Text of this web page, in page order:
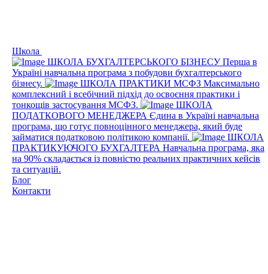
Школа
ШКОЛА БУХГАЛТЕРСЬКОГО БІЗНЕСУПерша в
Україні навчальна програма з побудови бухгалтерського
бізнесу.
ШКОЛА ПРАКТИКИ МСФЗ Максимально
комплексний і всебічний підхід до освоєння практики і
тонкощів застосування МСФЗ.
ШКОЛА
ПОДАТКОВОГО МЕНЕДЖЕРА Єдина в Україні навчальна
програма, що готує повноцінного менеджера, який буде
займатися податковою політикою компанії.
ШКОЛА
ПРАКТИКУЮЧОГО БУХГАЛТЕРА Навчальна програма, яка
на 90% складається із повністю реальних практичних кейсів
та ситуацій.
Блог
Контакти